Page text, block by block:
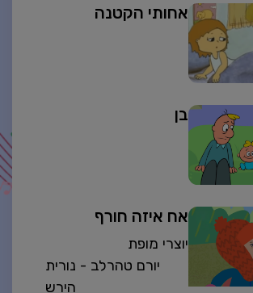
אחותי הקטנה
בן
אח איזה חורף
יוצרי מופת
יורם טהרלב - נורית
הירש